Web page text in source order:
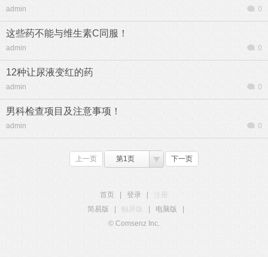
admin 0
这些药不能与维生素C同服！
admin 0
12种让尿液变红的药
admin 0
男科检查项目及注意事项！
admin 0
上一页 第1页 下一页
首页 登录
注册
简易版
触屏版 电脑版
© Comsenz Inc.